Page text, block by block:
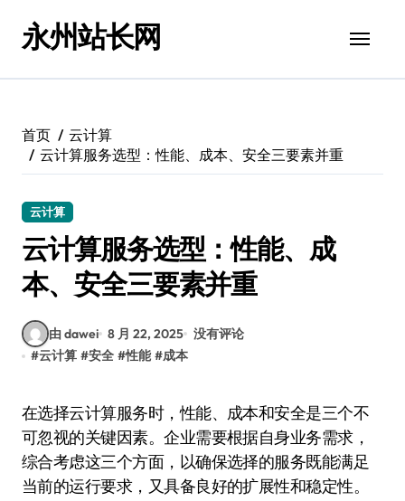
永州站长网
首页
云计算
云计算服务选型：性能、成本、安全三要素并重
云计算
云计算服务选型：性能、成
本、安全三要素并重
由 dawei 8 月 22, 2025 没有评论
#云计算 #安全 #性能 #成本
在选择云计算服务时，性能、成本和安全是三个不
可忽视的关键因素。企业需要根据自身业务需求，
综合考虑这三个方面，以确保选择的服务既能满足
当前的运行要求，又具备良好的扩展性和稳定性。